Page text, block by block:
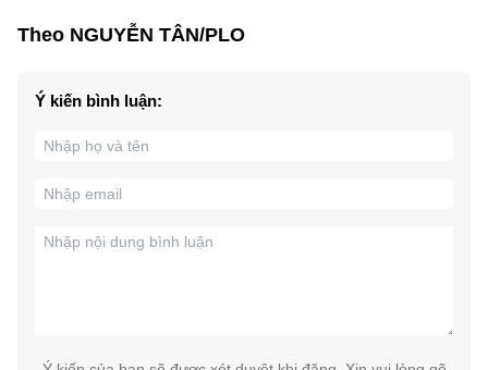
Theo NGUYỄN TÂN/PLO
Ý kiến bình luận: